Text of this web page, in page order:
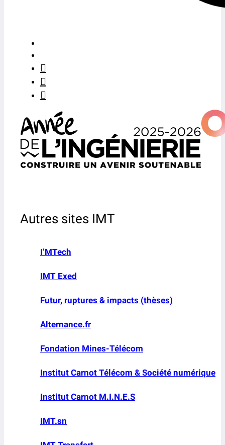
Autres sites IMT
I’MTech
IMT Exed
Futur, ruptures & impacts (thèses)
Alternance.fr
Fondation Mines-Télécom
Institut Carnot Télécom & Société numérique
Institut Carnot M.I.N.E.S
IMT.sn